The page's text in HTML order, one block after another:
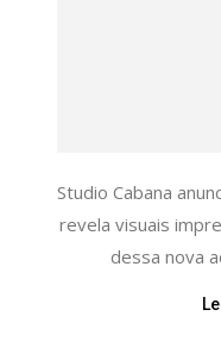
Studio Cabana
revela visuais
dessa nova